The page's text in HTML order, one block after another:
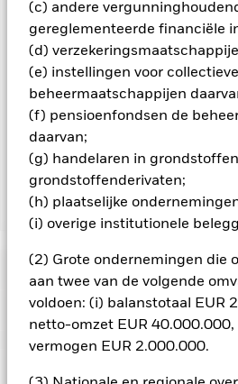
(c) andere
gereglementeerde financiële
(d)
(e) instellingen voor
beheermaatschappijen
(f) pensioenfondsen de
daarvan;
(g) handelaren in
grondstoffenderivaten;
(h) plaatselijke
(i) overige institutionele
(2) Grote ondernemingen die
aan twee van de volgende
voldoen: (i) balanstotaal EUR
netto-omzet EUR 40.000.000,
vermogen EUR 2.000.000.
verkrijgbaar bij de
In de mate waarin het Fonds
te reduceren, ontvangt het Fonds
verbonden inkomsten en komen de
goede aan BlackRock als
verdeling van opbrengsten uit
exploitatiekosten van het Fonds niet
de lopende kosten opgenomen.
Fund (LU)
Performance
Veranderingen in rentetarieven,